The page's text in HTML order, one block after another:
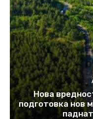
Нова
подготовка нов